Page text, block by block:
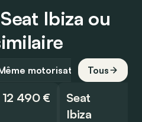
Ibiza ou
motorisation Tous
12 490 €
Seat
Ibiza